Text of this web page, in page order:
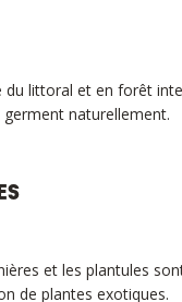
littoral et en forêt
naturellement.
et les plantules
de plantes exotiques.